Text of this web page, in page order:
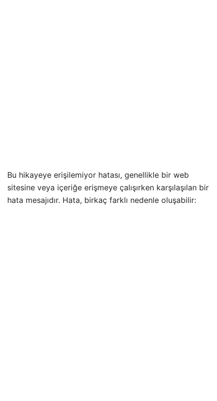
Bu hikayeye erişilemiyor hatası, genellikle bir web
sitesine veya içeriğe erişmeye çalışırken karşılaşılan bir
hata mesajıdır. Hata, birkaç farklı nedenle oluşabilir: